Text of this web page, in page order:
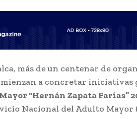
más de un centenar de
a concretar iniciativas
“Hernán Zapata Farías”
Nacional del Adulto Mayor